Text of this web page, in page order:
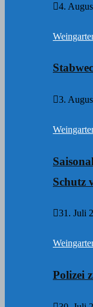
4.
3.
Schutz
31. Juli
Polizei